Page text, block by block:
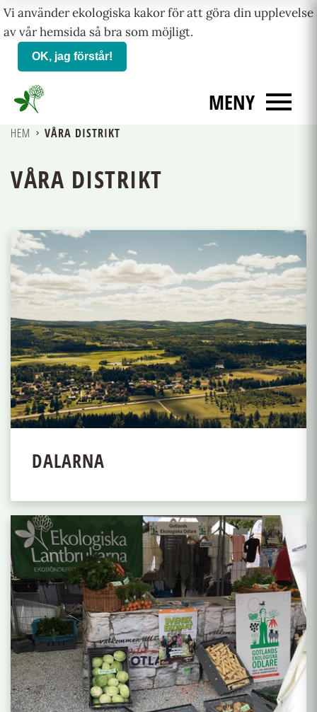
Vi använder ekologiska kakor för att göra din upplevelse
av vår hemsida så bra som möjligt.
OK, jag förstår!
MENY menu
HEM navigate_next VÅRA DISTRIKT
VÅRA DISTRIKT
DALARNA